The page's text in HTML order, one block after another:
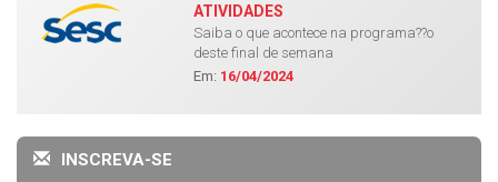
ATIVIDADES
Saiba o que acontece na programa??o
deste final de semana
Em: 16/04/2024
INSCREVA-SE